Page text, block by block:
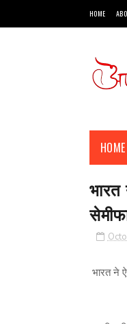
HOME
HOME
भारत ने